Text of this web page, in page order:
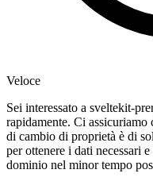
Veloce
Sei interessato a sveltekit-
rapidamente. Ci
di cambio di proprietà è di
per ottenere i dati necessari
dominio nel minor tempo